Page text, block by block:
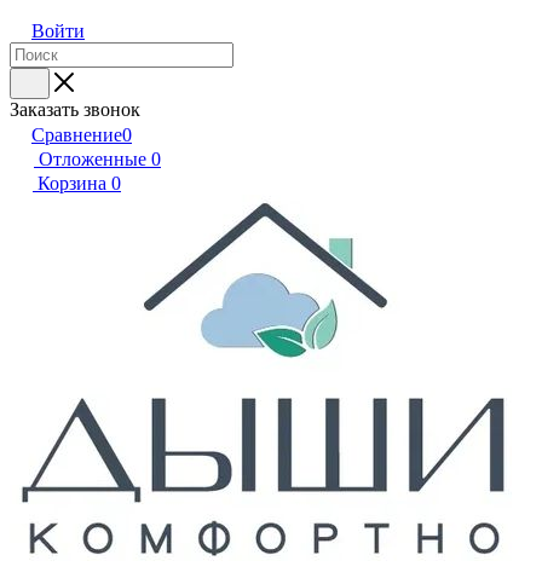
Войти
Заказать звонок
Сравнение0
Отложенные 0
Корзина 0